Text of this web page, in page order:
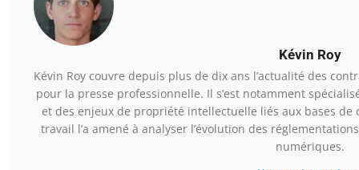
Kévin Roy
Kévin Roy couvre depuis plus de dix ans l’actualité des
pour la presse professionnelle. Il s’est notamment
et des enjeux de propriété intellectuelle liés aux bases de
travail l’a amené à analyser l’évolution des
numériques.